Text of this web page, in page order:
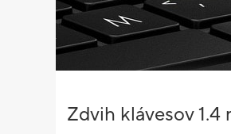
Zdvih klávesov 1.4